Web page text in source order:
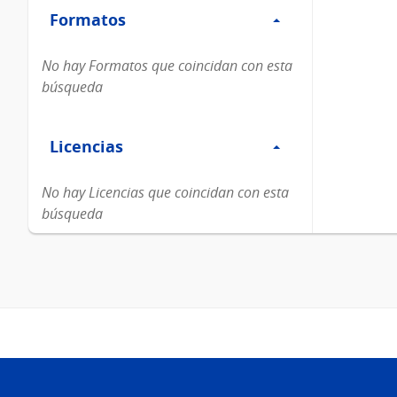
Formatos
Formatos
No hay Formatos que coincidan con esta
búsqueda
Licencias
Licencias
No hay Licencias que coincidan con esta
búsqueda